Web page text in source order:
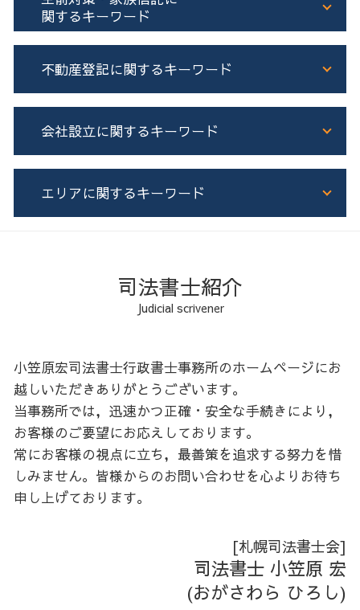
相続 流れ
相続 不動産
遺産分割協議証明書 一人が相続
相続 不動産 名義変更
土地 相続 兄弟
相続人申告登記 必要書類
遺産分割協議書
遺産分割協議書 司法書士
相続登記 義務化
遺産分割協議書 公正証書
相続放棄 認知症
不動産 共有名義 相続
関するキーワード
家族信託 機能
生前贈与 契約書
不動産 相続税対策
公正証書遺言 証人
生前贈与 現金 手渡し
家族信託 認知症発症後
生前贈与 住宅
家族信託 不動産
成年後見制度 費用
生前贈与 保険
家族信託 手続き
家族信託
生前贈与 現金
不動産登記に関するキーワード
根抵当権 抵当権 違い
土地 売買 登記
不動産 共有名義
建物 新築 登記
不動産 個人 売買 司法書士
不動産登記
抵当権設定登記
ローン 登記
住所 変更登記 義務化
増築 登記
担保権 登記
根抵当権 とは わかりやすく
会社設立に関するキーワード
合同会社 登記
株式会社 合同会社 違い
会社設立 登記
電子定款 認証 流れ
会社設立 手続き
エリアに関するキーワード
空知 会社設立
日高 家族信託
日高 生前対策
空知 家族信託
石狩 生前対策
空知 不動産登記
石狩 相続
後志 相続
日高 会社設立
胆振 不動産登記
胆振 相続
司法書士紹介
Judicial scrivener
小笠原宏司法書士行政書士事務所のホームページにお
越しいただきありがとうございます。
当事務所では，迅速かつ正確・安全な手続きにより，
お客様のご要望にお応えしております。
常にお客様の視点に立ち，最善策を追求する努力を惜
しみません。皆様からのお問い合わせを心よりお待ち
申し上げております。
[札幌司法書士会]
司法書士 小笠原 宏
(おがさわら ひろし)